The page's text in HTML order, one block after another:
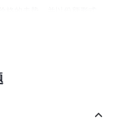
即可获得比特币市场的价